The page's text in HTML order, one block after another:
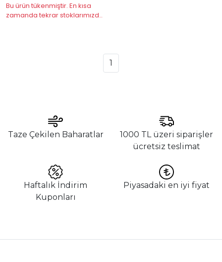
Bu ürün tükenmiştir. En kısa
zamanda tekrar stoklarımızda
1
Taze Çekilen Baharatlar
1000 TL üzeri siparişler
ücretsiz teslimat
Haftalık İndirim
Kuponları
Piyasadaki en iyi fiyat